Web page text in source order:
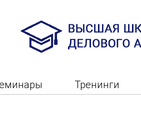
Тренинги